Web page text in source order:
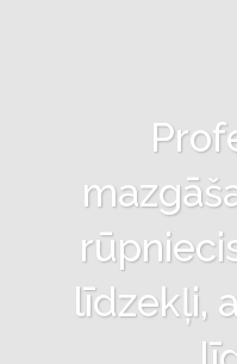
līdzekļi,